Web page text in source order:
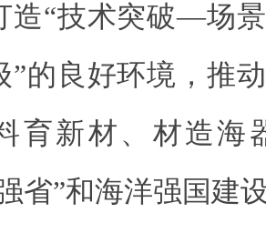
造“技术突破—场
”的良好环境，推
育新材、材造海
省”和海洋强国建